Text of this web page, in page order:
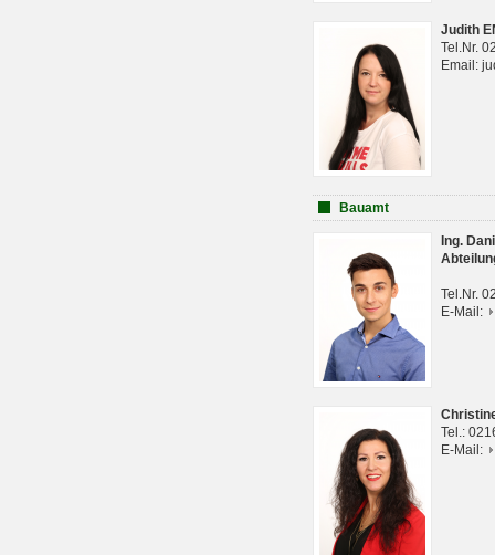
Judith
Tel.Nr.
Email:
Bauamt
Ing.
Tel.Nr.
E-Mail:
Tel.:
E-Mail: